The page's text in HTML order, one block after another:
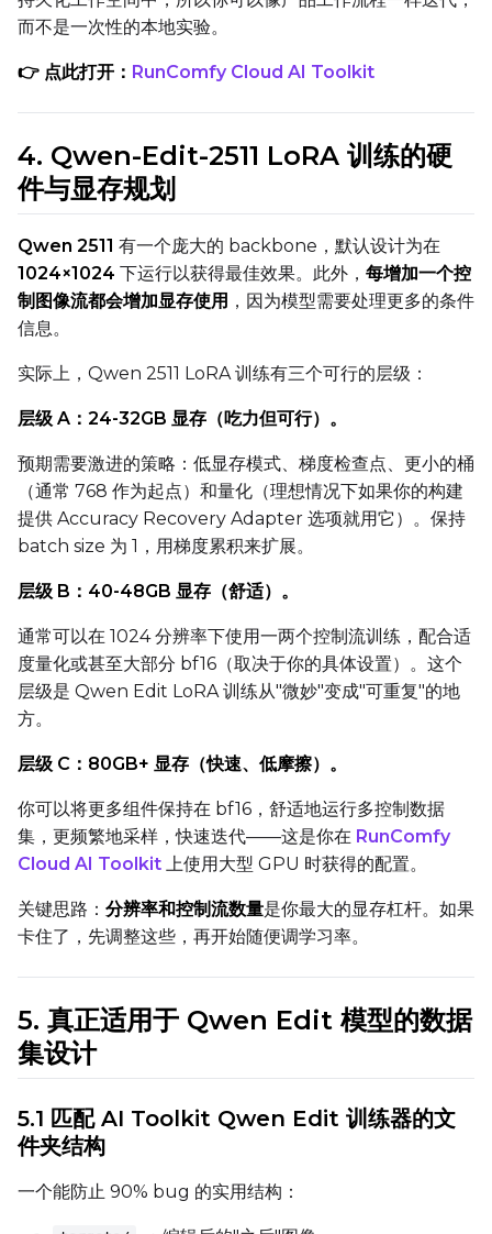
Caption Dropout Rate
Toggle
ToggleIs
Is Regularization
Flipping
ToggleFlip X
Flip X
Resolutions
Toggle256
256
Toggle512
512
SAMPLE
Sample Every
Sampler
而不是一次性的本地实验。
👉 点此打开： RunComfy Cloud AI Toolkit
4. Qwen-Edit-2511 LoRA 训练的硬
件与显存规划
Qwen 2511 有一个庞大的 backbone，默认设计为在
1024×1024 下运行以获得最佳效果。此外， 每增加一个控
制图像流都会增加显存使用 ，因为模型需要处理更多的条件
信息。
实际上，Qwen 2511 LoRA 训练有三个可行的层级：
层级 A：24-32GB 显存（吃力但可行）。
预期需要激进的策略：低显存模式、梯度检查点、更小的桶
（通常 768 作为起点）和量化（理想情况下如果你的构建
提供 Accuracy Recovery Adapter 选项就用它）。保持
batch size 为 1，用梯度累积来扩展。
层级 B：40-48GB 显存（舒适）。
通常可以在 1024 分辨率下使用一两个控制流训练，配合适
度量化或甚至大部分 bf16（取决于你的具体设置）。这个
层级是 Qwen Edit LoRA 训练从"微妙"变成"可重复"的地
方。
层级 C：80GB+ 显存（快速、低摩擦）。
你可以将更多组件保持在 bf16，舒适地运行多控制数据
集，更频繁地采样，快速迭代——这是你在 RunComfy
Cloud AI Toolkit 上使用大型 GPU 时获得的配置。
关键思路： 分辨率和控制流数量是你最大的显存杠杆。如果
卡住了，先调整这些，再开始随便调学习率。
5. 真正适用于 Qwen Edit 模型的数据
集设计
5.1 匹配 AI Toolkit Qwen Edit 训练器的文
件夹结构
一个能防止 90% bug 的实用结构：